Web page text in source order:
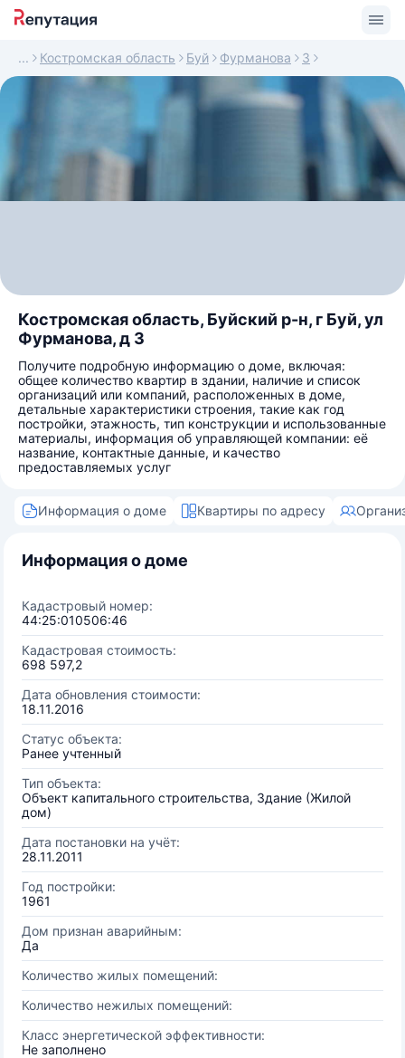
Костромская область Буй Фурманова 3
Костромская область, Буйский р-н, г Буй, ул
Фурманова, д 3
Получите подробную информацию о доме, включая:
общее количество квартир в здании, наличие и список
организаций или компаний, расположенных в доме,
детальные характеристики строения, такие как год
постройки, этажность, тип конструкции и использованные
материалы, информация об управляющей компании: её
название, контактные данные, и качество
предоставляемых услуг
Информация о доме Квартиры по адресу
Информация о доме
Кадастровый номер:
44:25:010506:46
Кадастровая стоимость:
698 597,2
Дата обновления стоимости:
18.11.2016
Статус объекта:
Ранее учтенный
Тип объекта:
Объект капитального строительства, Здание (Жилой
дом)
Дата постановки на учёт:
28.11.2011
Год постройки:
1961
Дом признан аварийным:
Да
Количество жилых помещений:
Количество нежилых помещений:
Класс энергетической эффективности:
Не заполнено